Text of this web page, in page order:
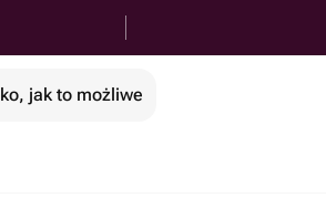
jak to możliwe